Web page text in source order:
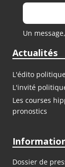
Un
Actualités
L'édito
L'invité
Les courses
pronostics
Dossier de